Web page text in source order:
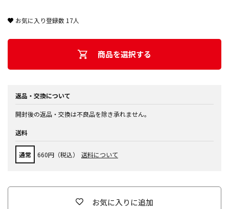
お気に入り登録数 17人
商品を選択する
返品・交換について
開封後の返品・交換は不良品を除き承れません。
送料
通常 660円（税込） 送料について
お気に入りに追加